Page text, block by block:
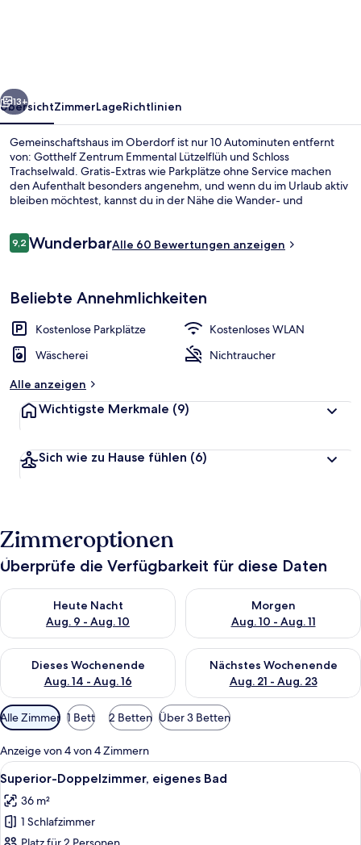
Weiter
13+
ÜbersichtZimmerLageRichtlinien
Gemeinschaftshaus im Oberdorf ist nur 10 Autominuten entfernt
von: Gotthelf Zentrum Emmental Lützelflüh und Schloss
Trachselwald. Gratis-Extras wie Parkplätze ohne Service machen
den Aufenthalt besonders angenehm, und wenn du im Urlaub aktiv
bleiben möchtest, kannst du in der Nähe die Wander- und
Bewertungen
9,29,2 von 10.
WunderbarAlle 60 Bewertungen anzeigen
Beliebte Annehmlichkeiten
Kostenlose Parkplätze
Kostenloses WLAN
Wäscherei
Nichtraucher
Alle anzeigen
Wichtigste Merkmale (9)
Sich wie zu Hause fühlen (6)
Zimmeroptionen
Überprüfe die Verfügbarkeit für diese Daten
Heute Nacht
Aug. 9 - Aug. 10
Überprüfe die Verfügbarkeit für heute Nacht, Aug. 9 - Aug.
Morgen
Aug. 10 - Aug. 11
Überprüfe die Verfügbarkeit
Dieses Wochenende
Aug. 14 - Aug. 16
Überprüfe die Verfügbarkeit für dieses Wochenende, Aug. 14
Nächstes Wochenende
Aug. 21 - Aug. 23
Überprüfe die Verfügbarkeit
Verfügbare
Filter
für
Zimmer
Alle Zimmer 1 Bett 2 Betten Über 3 Betten
Anzeige von 4 von 4 Zimmern
Alle
Fotos
für
Superior-
Ein hölzernes Bett mit Nachttisch
4
Superior-Doppelzimmer, eigenes Bad
36 m²
1 Schlafzimmer